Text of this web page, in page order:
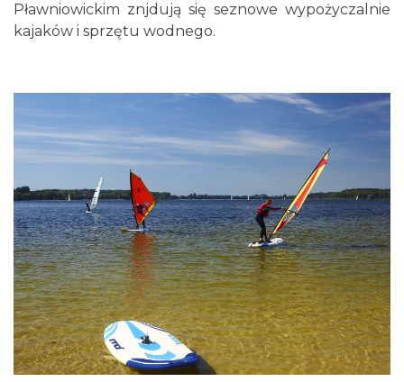
Pławniowickim znjdują się seznowe wypożyczalnie
kajaków i sprzętu wodnego.